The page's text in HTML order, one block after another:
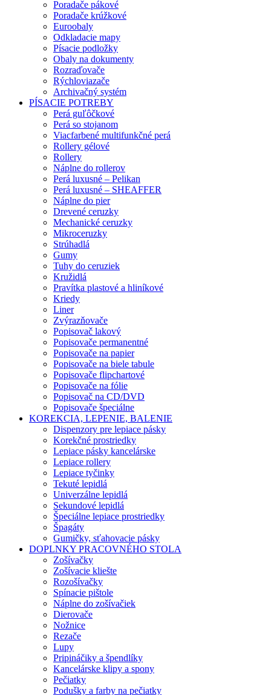
Poradače pákové
Poradače krúžkové
Euroobaly
Odkladacie mapy
Písacie podložky
Obaly na dokumenty
Rozraďovače
Rýchloviazače
Archivačný systém
PÍSACIE POTREBY
Perá guľôčkové
Perá so stojanom
Viacfarbené multifunkčné perá
Rollery gélové
Rollery
Náplne do rollerov
Perá luxusné – Pelikan
Perá luxusné – SHEAFFER
Náplne do pier
Drevené ceruzky
Mechanické ceruzky
Mikroceruzky
Strúhadlá
Gumy
Tuhy do ceruziek
Kružidlá
Pravítka plastové a hliníkové
Kriedy
Liner
Zvýrazňovače
Popisovač lakový
Popisovače permanentné
Popisovače na papier
Popisovače na biele tabule
Popisovače flipchartové
Popisovače na fólie
Popisovač na CD/DVD
Popisovače špeciálne
KOREKCIA, LEPENIE, BALENIE
Dispenzory pre lepiace pásky
Korekčné prostriedky
Lepiace pásky kancelárske
Lepiace rollery
Lepiace tyčinky
Tekuté lepidlá
Univerzálne lepidlá
Sekundové lepidlá
Špeciálne lepiace prostriedky
Špagáty
Gumičky, sťahovacie pásky
DOPLNKY PRACOVNÉHO STOLA
Zošívačky
Zošívacie kliešte
Rozošívačky
Spínacie pištole
Náplne do zošívačiek
Dierovače
Nožnice
Rezače
Lupy
Pripináčiky a špendlíky
Kancelárske klipy a spony
Pečiatky
Podušky a farby na pečiatky